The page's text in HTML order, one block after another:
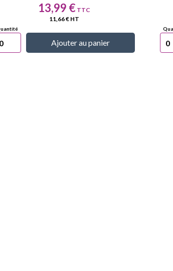
Prix
13,99 €
11,66 € HT
Ajouter au panier